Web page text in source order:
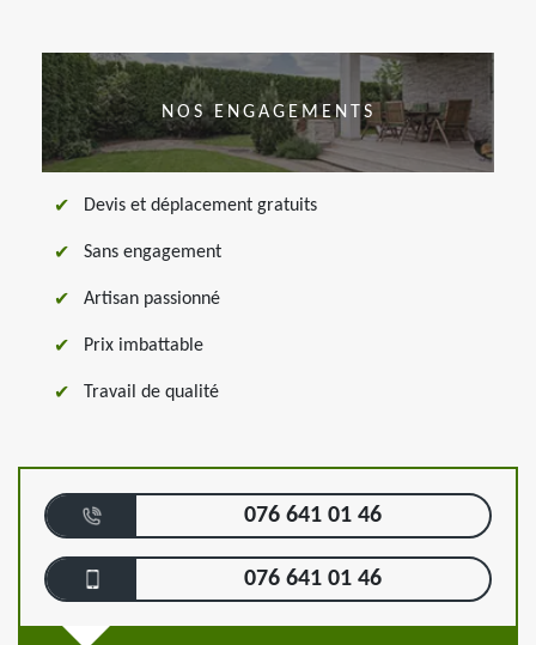
NOS ENGAGEMENTS
Devis et déplacement gratuits
Sans engagement
Artisan passionné
Prix imbattable
Travail de qualité
076 641 01 46
076 641 01 46